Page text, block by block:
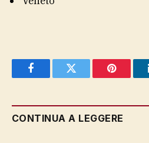
FacebookTwitter Pinterest
CONTINUA A LEGGERE